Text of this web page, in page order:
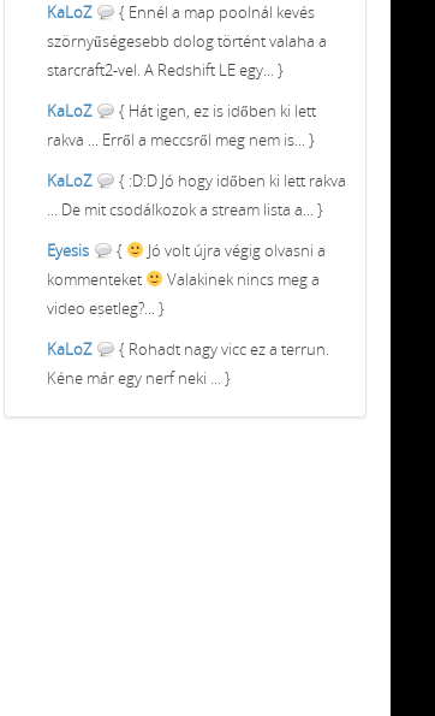
KaLoZ
{ Ennél a map poolnál kevés
szörnyűségesebb dolog történt valaha a
starcraft2-vel. A Redshift LE egy... }
KaLoZ
{ Hát igen, ez is időben ki lett
rakva ... Erről a meccsről meg nem is... }
KaLoZ
{ :D:D Jó hogy időben ki lett rakva
... De mit csodálkozok a stream lista a... }
Eyesis
{
Jó volt újra végig olvasni a
kommenteket
Valakinek nincs meg a
video esetleg?... }
KaLoZ
{ Rohadt nagy vicc ez a terrun.
Kéne már egy nerf neki ... }